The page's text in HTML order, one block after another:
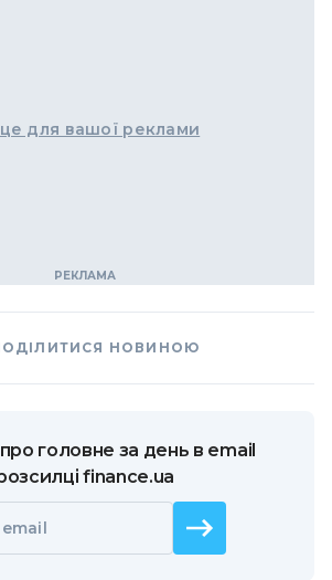
для вашої реклами
НОВИНОЮ
головне за день в email
finance.ua